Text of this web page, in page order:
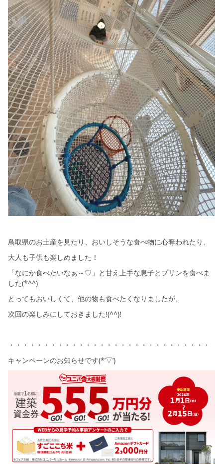
鳥取県のお土産を見たり、おいしそうな食べ物に心奪われたり、
大人も子供も楽しめました！
「なにか食べたいなぁ～♡」と甘え上手な息子とプリンを食べま
した(*^^)
とってもおいしくて、他の物も食べたくなりましたが、
次回の楽しみにしておきました!(^^)!
・・・・・・・・・・・・・・・・・・・・・・・・・・・・・
キャンペーンのお知らせです(*’▽’)